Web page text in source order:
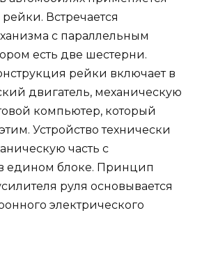
Встречается
с параллельным
есть две шестерни.
рейки включает в
двигатель, механическую
компьютер, который
Устройство технически
часть с
едином блоке. Принцип
руля основывается
электрического